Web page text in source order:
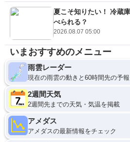
夏こそ知りたい！ 冷蔵
べられる？
2026.08.07 05:00
いまおすすめのメニュー
雨雲レーダー
現在の雨雲の動きと60時間先の予報
2週間天気
2週間先までの天気・気温を掲載
アメダス
アメダスの最新情報をチェック